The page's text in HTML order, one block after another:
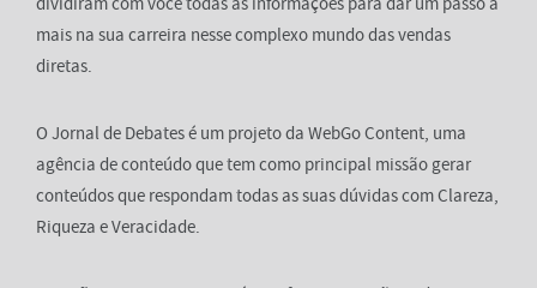
mais na sua carreira nesse complexo mundo das vendas
diretas.
O Jornal de Debates é um projeto da WebGo Content, uma
agência de conteúdo que tem como principal missão gerar
conteúdos que respondam todas as suas dúvidas com Clareza,
Riqueza e Veracidade.